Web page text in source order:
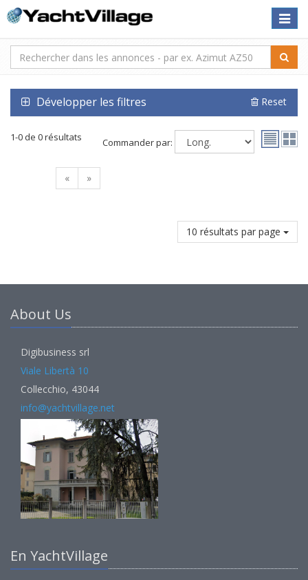
Toggle
Développer les filtres Reset
1-0 de 0 résultats Commander par:
« »
10 résultats par page
About Us
Digibusiness srl
Viale Libertà 10
Collecchio, 43044
info@yachtvillage.net
En YachtVillage